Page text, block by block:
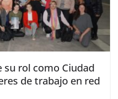
su rol como Ciudad
de trabajo en red